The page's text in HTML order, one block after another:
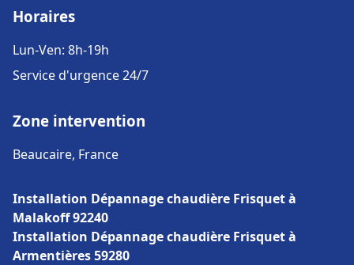
Horaires
Lun-Ven: 8h-19h
Service d'urgence 24/7
Zone intervention
Beaucaire, France
Installation Dépannage chaudière Frisquet à
Malakoff 92240
Installation Dépannage chaudière Frisquet à
Armentières 59280